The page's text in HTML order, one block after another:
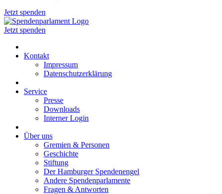
Jetzt spenden
Jetzt spenden
Kontakt
Impressum
Datenschutzerklärung
Service
Presse
Downloads
Interner Login
Über uns
Gremien & Personen
Geschichte
Stiftung
Der Hamburger Spendenengel
Andere Spendenparlamente
Fragen & Antworten